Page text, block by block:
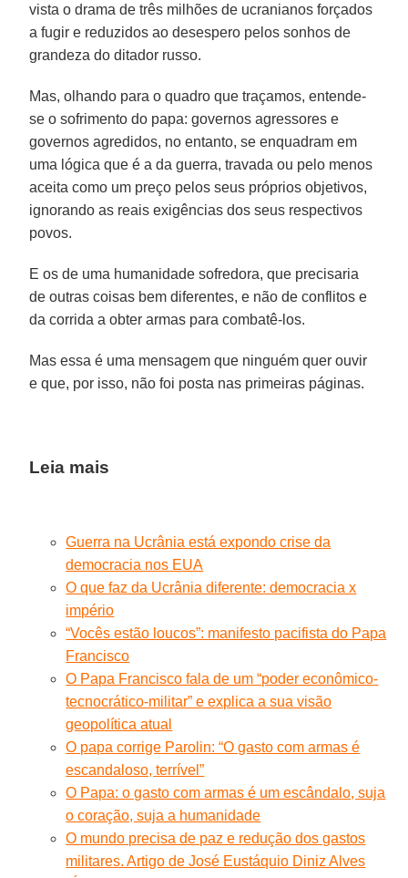
vista o drama de três milhões de ucranianos forçados
a fugir e reduzidos ao desespero pelos sonhos de
grandeza do ditador russo.
Mas, olhando para o quadro que traçamos, entende-
se o sofrimento do papa: governos agressores e
governos agredidos, no entanto, se enquadram em
uma lógica que é a da guerra, travada ou pelo menos
aceita como um preço pelos seus próprios objetivos,
ignorando as reais exigências dos seus respectivos
povos.
E os de uma humanidade sofredora, que precisaria
de outras coisas bem diferentes, e não de conflitos e
da corrida a obter armas para combatê-los.
Mas essa é uma mensagem que ninguém quer ouvir
e que, por isso, não foi posta nas primeiras páginas.
Leia mais
Guerra na Ucrânia está expondo crise da
democracia nos EUA
O que faz da Ucrânia diferente: democracia x
império
“Vocês estão loucos”: manifesto pacifista do Papa
Francisco
O Papa Francisco fala de um “poder econômico-
tecnocrático-militar” e explica a sua visão
geopolítica atual
O papa corrige Parolin: “O gasto com armas é
escandaloso, terrível”
O Papa: o gasto com armas é um escândalo, suja
o coração, suja a humanidade
O mundo precisa de paz e redução dos gastos
militares. Artigo de José Eustáquio Diniz Alves